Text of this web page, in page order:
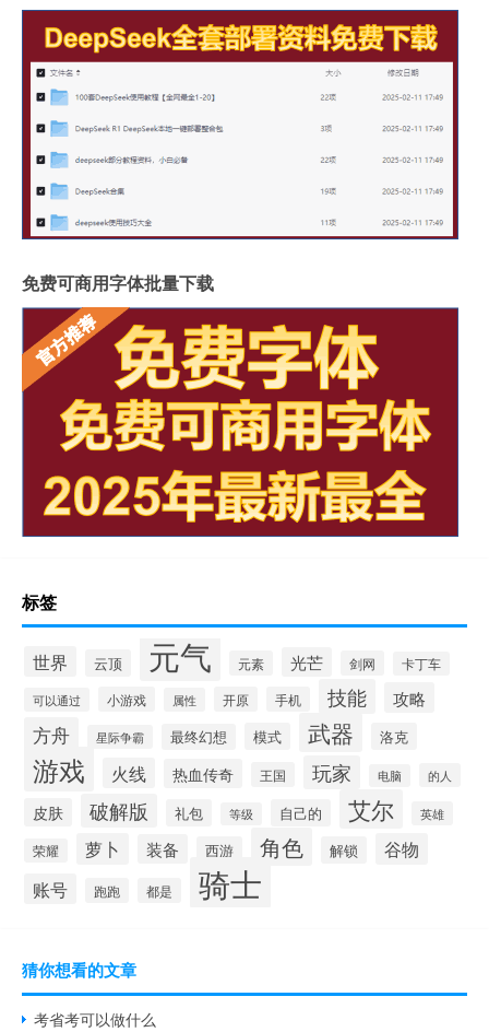
免费可商用字体批量下载
标签
世界 云顶 元气 元素 光芒 剑网 卡丁车
可以通过 小游戏 属性 开原 手机 技能 攻略
方舟 星际争霸 最终幻想 模式 武器 洛克
游戏 火线 热血传奇 王国 玩家 电脑 的人
皮肤 破解版 礼包 等级 自己的 艾尔 英雄
荣耀 萝卜 装备 西游 角色 解锁 谷物
账号 跑跑 都是 骑士
猜你想看的文章
考省考可以做什么